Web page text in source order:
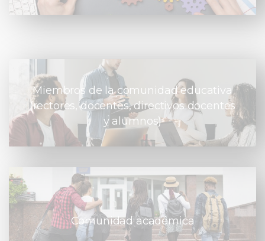
Miembros de la comunidad educativa
(rectores, docentes, directivos docentes
y alumnos)
Comunidad académica